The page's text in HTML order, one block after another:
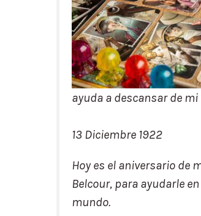
ayuda a descansar de
13 Diciembre 1922
Hoy es el aniversario de
Belcour, para ayudarle
mundo.